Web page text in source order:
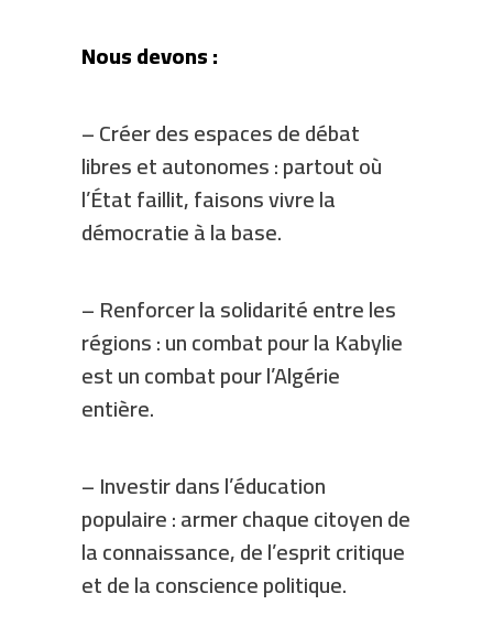
Nous devons :
– Créer des espaces de débat
libres et autonomes : partout où
l’État faillit, faisons vivre la
démocratie à la base.
– Renforcer la solidarité entre les
régions : un combat pour la Kabylie
est un combat pour l’Algérie
entière.
– Investir dans l’éducation
populaire : armer chaque citoyen de
la connaissance, de l’esprit critique
et de la conscience politique.